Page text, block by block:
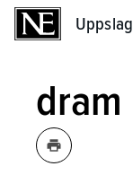
dram